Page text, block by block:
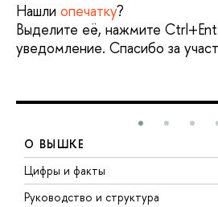
Нашли опечатку?
Выделите её, нажмите
уведомление. Спасибо за
О ВЫШКЕ
Цифры и факты
Руководство и структура